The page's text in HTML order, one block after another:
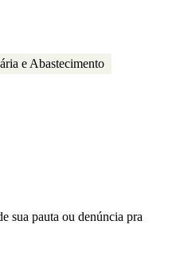
e Abastecimento
sua pauta ou denúncia pra